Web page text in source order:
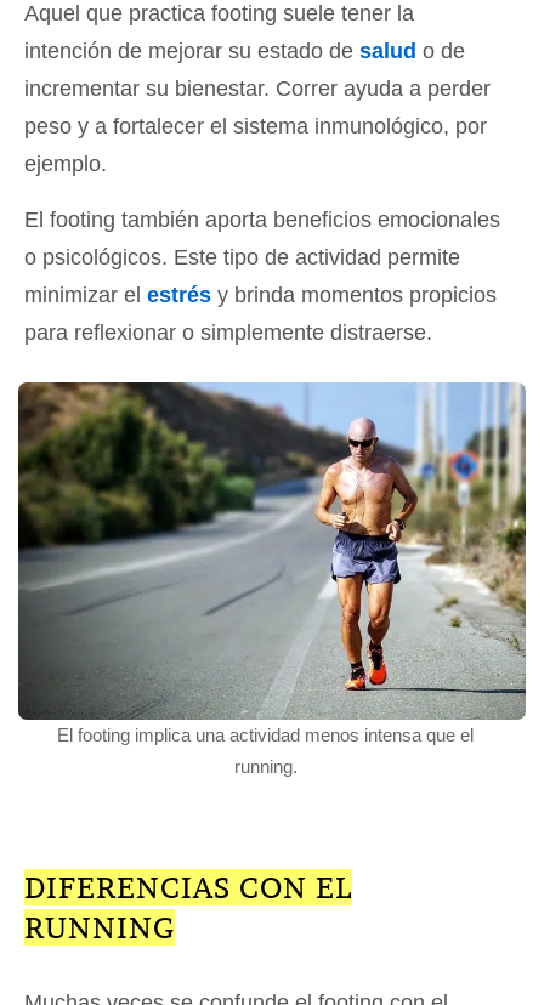
Aquel que practica footing suele tener la
intención de mejorar su estado de salud o de
incrementar su bienestar. Correr ayuda a perder
peso y a fortalecer el sistema inmunológico, por
ejemplo.
El footing también aporta beneficios emocionales
o psicológicos. Este tipo de actividad permite
minimizar el estrés y brinda momentos propicios
para reflexionar o simplemente distraerse.
El footing implica una actividad menos intensa que el
running.
DIFERENCIAS CON EL
RUNNING